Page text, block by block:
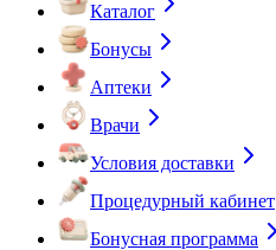
Каталог
Бонусы
Аптеки
Врачи
Условия доставки
Процедурный кабинет
Бонусная программа